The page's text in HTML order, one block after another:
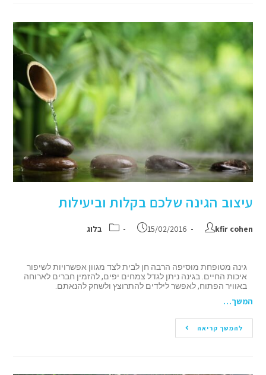
עיצוב הגינה שלכם בקלות וביעילות
kfir cohen
15/02/2016 בלוג
גינה מטופחת מוסיפה הרבה חן לבית לצד מגוון אפשרויות לשיפור
איכות החיים. בגינה ניתן לגדל צמחים יפים, להזמין חברים לארוחה
באוויר הפתוח, לאפשר לילדים להתרוצץ ולשחק להנאתם.
המשך…
להמשך קריאה